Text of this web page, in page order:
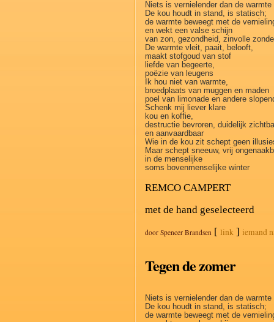
Niets is vernielender dan de warmte
De kou houdt in stand, is statisch;
de warmte beweegt met de
en wekt een valse schijn
van zon, gezondheid, zinvolle zonde
De warmte vleit, paait, belooft,
maakt stofgoud van stof
liefde van begeerte,
poëzie van leugens
Ik hou niet van warmte,
broedplaats van muggen en maden
poel van limonade en andere
Schenk mij liever klare
kou en koffie,
destructie bevroren, duidelijk
en aanvaardbaar
Wie in de kou zit schept geen
Maar schept sneeuw, vrij
in de menselijke
soms bovenmenselijke winter
REMCO CAMPERT
met de hand geselecteerd
door Spencer Brandsen [ link ] iemand
Tegen de zomer
Niets is vernielender dan de warmte
De kou houdt in stand, is statisch;
de warmte beweegt met de